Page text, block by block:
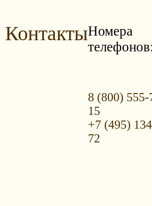
КонтактыНомера
8 (800) 555-
15
+7 (495)
72